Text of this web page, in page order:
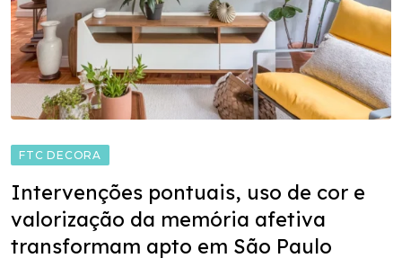
FTC DECORA
Intervenções pontuais, uso de cor e
valorização da memória afetiva
transformam apto em São Paulo